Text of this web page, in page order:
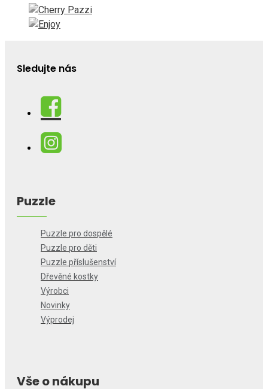
Sledujte nás
Puzzle
Puzzle pro dospělé
Puzzle pro děti
Puzzle příslušenství
Dřevěné kostky
Výrobci
Novinky
Výprodej
Vše o nákupu